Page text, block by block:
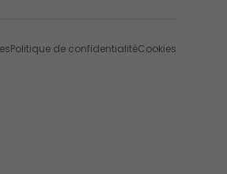
Politique de confidentialitéCookies